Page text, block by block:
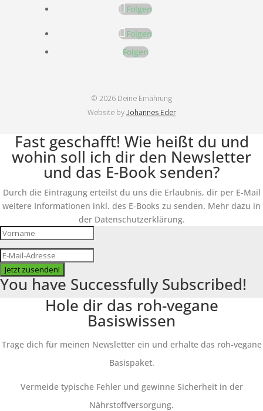
Folgen
Folgen
Folgen
© 2026 Deine Ernährung
Website byJohannes Eder
Fast geschafft! Wie heißt du und
wohin soll ich dir den Newsletter
und das E-Book senden?
Durch die Eintragung erteilst du uns die Erlaubnis, dir per E-Mail
weitere Informationen inkl. des E-Books zu senden. Mehr dazu in
der Datenschutzerklärung.
Jetzt zusenden!
You have Successfully Subscribed!
Hole dir das roh-vegane
Basiswissen
Trage dich für meinen Newsletter ein und erhalte das roh-vegane
Basispaket.
Vermeide typische Fehler und gewinne Sicherheit in der
Nährstoffversorgung.